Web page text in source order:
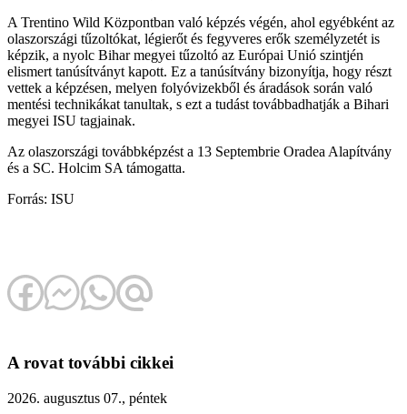
A Trentino Wild Központban való képzés végén, ahol egyébként az
olaszországi tűzoltókat, légierőt és fegyveres erők személyzetét is
képzik, a nyolc Bihar megyei tűzoltó az Európai Unió szintjén
elismert tanúsítványt kapott. Ez a tanúsítvány bizonyítja, hogy részt
vettek a képzésen, melyen folyóvizekből és áradások során való
mentési technikákat tanultak, s ezt a tudást továbbadhatják a Bihari
megyei ISU tagjainak.
Az olaszországi továbbképzést a 13 Septembrie Oradea Alapítvány
és a SC. Holcim SA támogatta.
Forrás: ISU
A rovat további cikkei
2026. augusztus 07., péntek